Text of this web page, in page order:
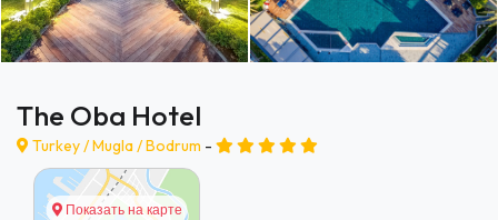
The Oba Hotel
Turkey /Mugla/Bodrum -
Показать на карте